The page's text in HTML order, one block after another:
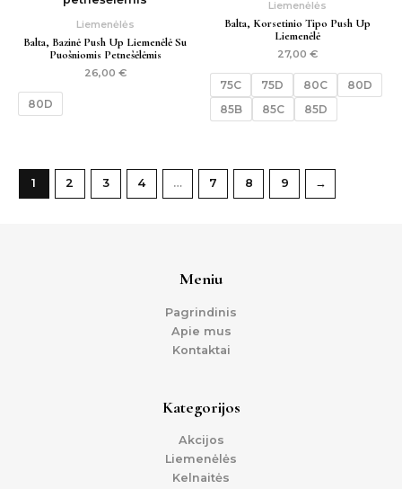
Liemenėlės
Balta, Bazinė Push Up Liemenėlė Su
Puošniomis Petnešėlėmis
26,00 €
80D
Liemenėlės
Balta, Korsetinio Tipo Push Up
Liemenėlė
27,00 €
75C 75D 80C
80D
85B
85C 85D
1 2 3 4 … 7 8 9 →
Meniu
Pagrindinis
Apie mus
Kontaktai
Kategorijos
Akcijos
Liemenėlės
Kelnaitės